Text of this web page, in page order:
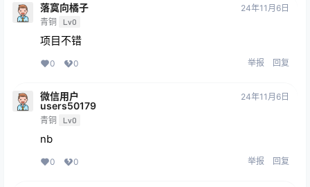
落寞向橘子
青铜 Lv0
24年11月6日
项目不错
0 0 举报 回复
微信用户
users50179
青铜 Lv0
24年11月6日
nb
0 0 举报 回复